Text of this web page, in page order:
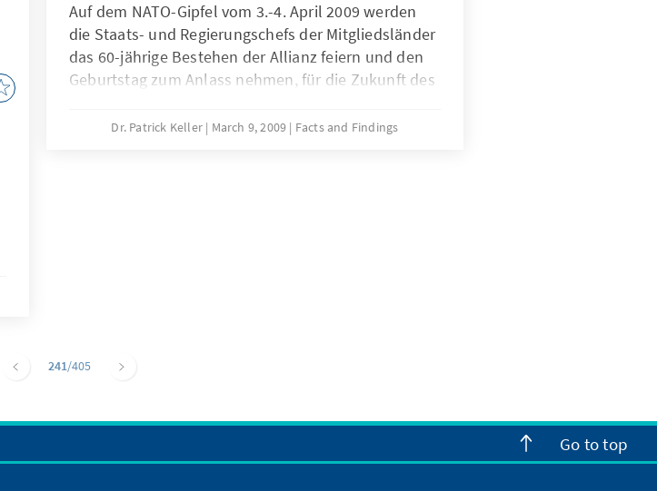
Auf dem NATO-Gipfel vom 3.-4. April 2009 werden
die Staats- und Regierungschefs der Mitgliedsländer
das 60-jährige Bestehen der Allianz feiern und den
Geburtstag zum Anlass nehmen, für die Zukunft des
Herausforderungen, denen sich die NATO
Dr. Patrick Keller March 9, 2009 Facts and Findings
241/405
Go to top